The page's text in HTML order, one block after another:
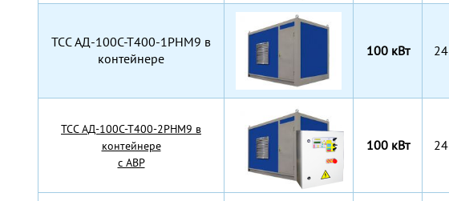
TCC АД-100С-Т400-1РНМ9 в
контейнере
100 кВт
TCC АД-100С-Т400-2РНМ9 в
контейнере
с АВР
100 кВт